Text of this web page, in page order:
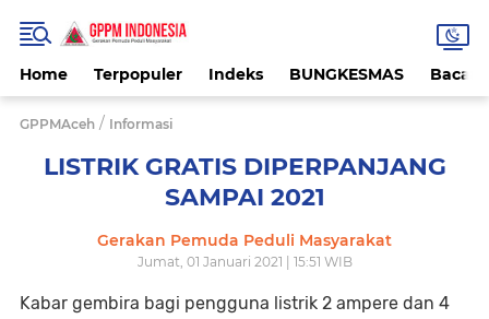
Home Terpopuler Indeks BUNGKESMAS
GPPMAceh / Informasi
LISTRIK GRATIS DIPERPANJANG
SAMPAI 2021
Gerakan Pemuda Peduli Masyarakat
Jumat, 01 Januari 2021 | 15:51 WIB
Kabar gembira bagi pengguna listrik 2 ampere dan 4